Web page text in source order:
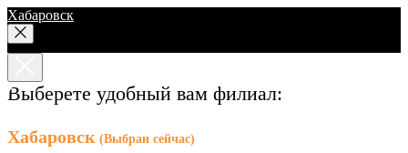
Хабаровск
Выберете удобный вам филиал:
Хабаровск (Выбран сейчас)